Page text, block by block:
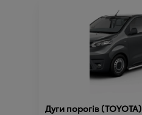
Дуги порогів (TOYOTA)